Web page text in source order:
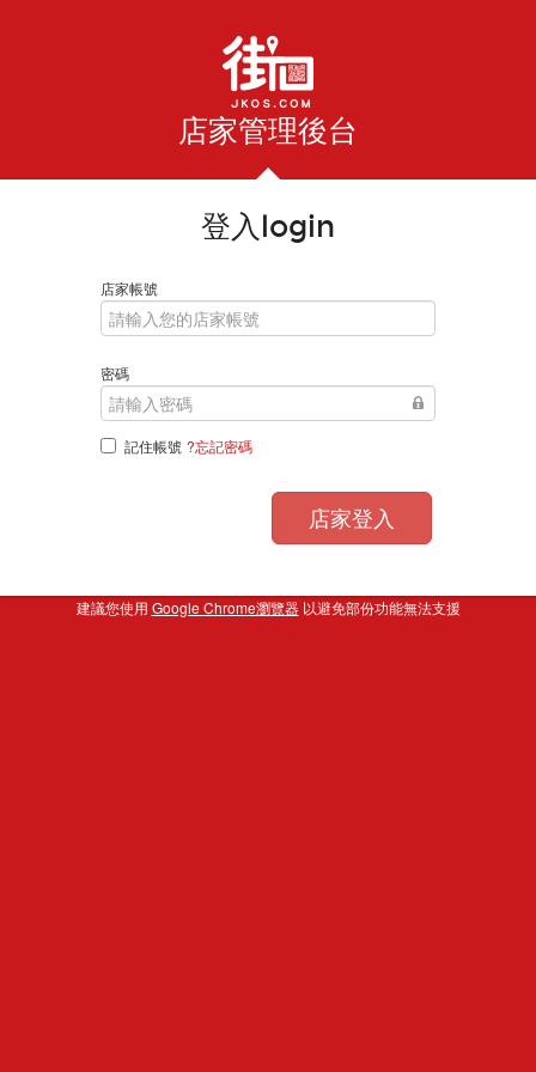
店家管理後台
登入login
店家帳號
密碼
記住帳號 ?忘記密碼
店家登入
建議您使用 Google Chrome瀏覽器以避免部份功能無法支援